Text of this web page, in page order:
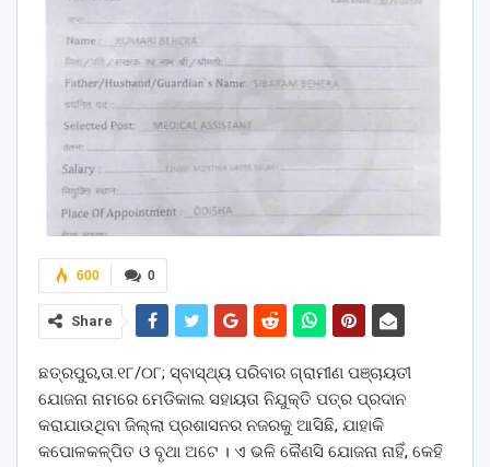
0
600
Share
ଛତ୍ରପୁର,ତା.୧୮/୦୮; ସ୍ବାସ୍ଥ୍ୟ ପରିବାର ଗ୍ରାମୀଣ ପଞ୍ଚାୟତୀ
ଯୋଜନା ନାମରେ ମେଡିକାଲ ସହାୟତା ନିଯୁକ୍ତି ପତ୍ର ପ୍ରଦାନ
କରାଯାଉଥିବା ଜିଲ୍ଲା ପ୍ରଶାସନର ନଜରକୁ ଆସିଛି, ଯାହାକି
କପୋଳକଳ୍ପିତ ଓ ବୃଥା ଅଟେ । ଏ ଭଳି କୈଣସି ଯୋଜନା ନାହିଁ, କେହି